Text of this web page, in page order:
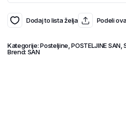
Dodaj to lista želja Podeli
Kategorije:Posteljine ,POSTELJINE SAN,
Brend: SAN